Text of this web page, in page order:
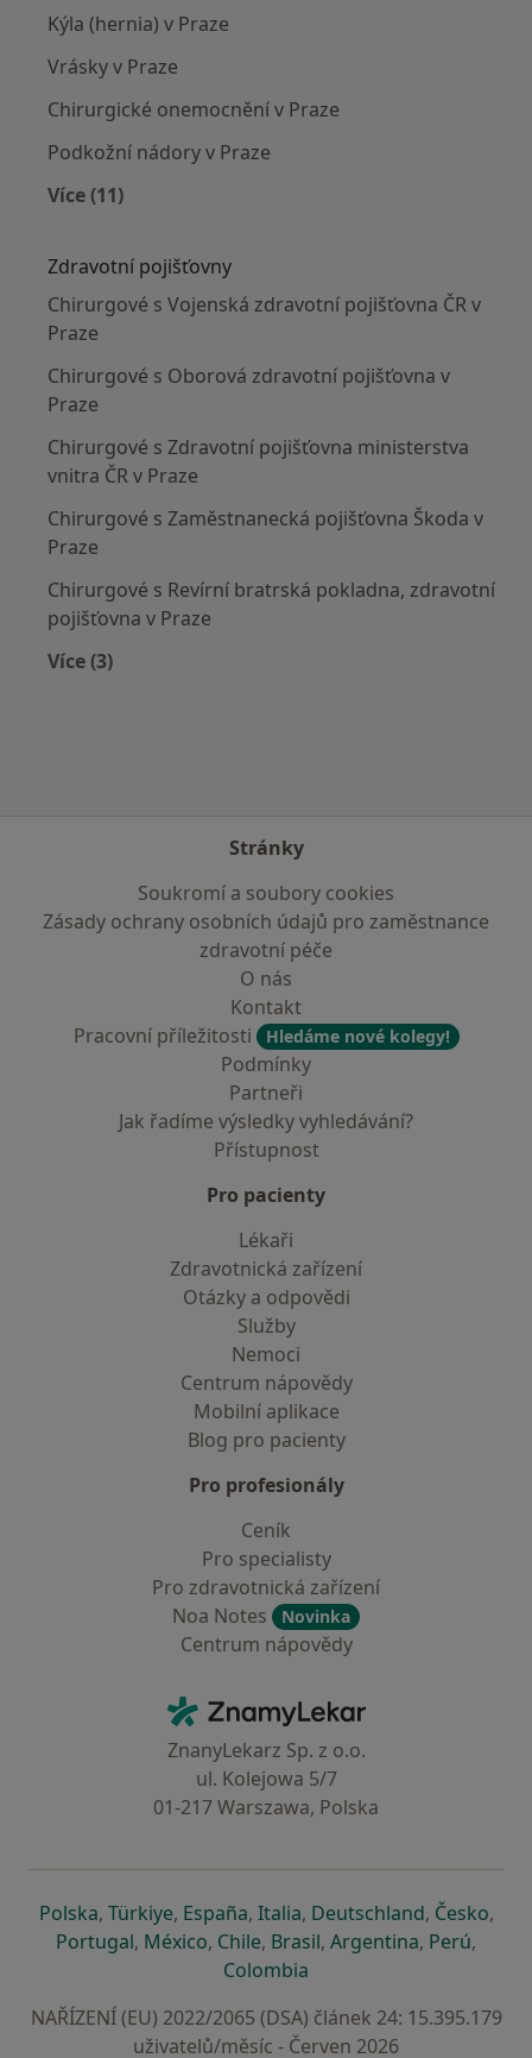
Kýla (hernia) v Praze
Vrásky v Praze
Chirurgické onemocnění v Praze
Podkožní nádory v Praze
Více (11)
Zdravotní pojišťovny
Chirurgové s Vojenská zdravotní pojišťovna ČR v
Praze
Chirurgové s Oborová zdravotní pojišťovna v
Praze
Chirurgové s Zdravotní pojišťovna ministerstva
vnitra ČR v Praze
Chirurgové s Zaměstnanecká pojišťovna Škoda v
Praze
Chirurgové s Revírní bratrská pokladna, zdravotní
pojišťovna v Praze
Více (3)
Stránky
Soukromí a soubory cookies
Zásady ochrany osobních údajů pro zaměstnance
zdravotní péče
O nás
Kontakt
Pracovní příležitosti
Hledáme nové kolegy!
Podmínky
Partneři
Jak řadíme výsledky vyhledávání?
Přístupnost
Pro pacienty
Lékaři
Zdravotnická zařízení
Otázky a odpovědi
Služby
Nemoci
Centrum nápovědy
Mobilní aplikace
Blog pro pacienty
Pro profesionály
Ceník
Pro specialisty
Pro zdravotnická zařízení
Noa Notes
Novinka
Centrum nápovědy
ZnamyLekar - Hlavní stránka
ZnanyLekarz Sp. z o.o.
ul. Kolejowa 5/7
01-217 Warszawa, Polska
Polskase otevře v nové záložce
, Türkiyese otevře v nové záložce
, Españase otevře v nové záložce
, Italiase otevře v nové záložce
, Deutschlandse otevře v
, Českose
,
Portugalse otevře v nové záložce
, Méxicose otevře v nové záložce
, Chilese otevře v nové záložce
, Brasilse otevře v nové
, Argentinase otevře v
, Perúse
,
Colombia
NAŘÍZENÍ (EU) 2022/2065 (DSA) článek 24: 15.395.179
uživatelů/měsíc - Červen 2026